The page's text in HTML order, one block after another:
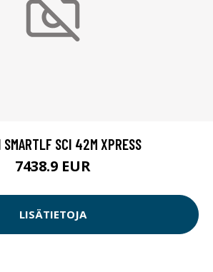
SMARTLF SCI 42M XPRESS
7438.9 EUR
LISÄTIETOJA